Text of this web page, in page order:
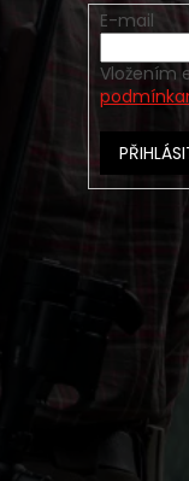
E-mail
Vložením